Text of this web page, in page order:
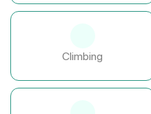
Climbing